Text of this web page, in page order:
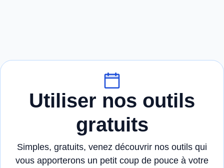
Utiliser nos outils
gratuits
Simples, gratuits, venez découvrir nos outils qui
vous apporterons un petit coup de pouce à votre